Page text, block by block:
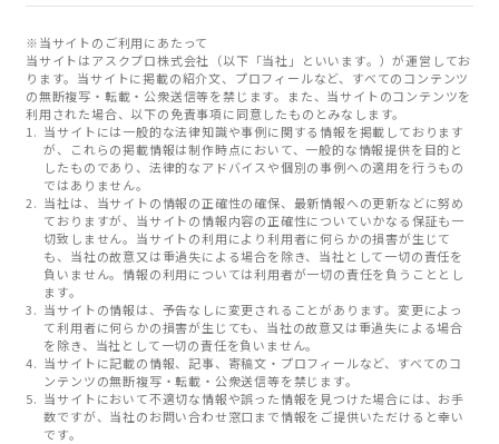
※当サイトのご利用にあたって
当サイトはアスクプロ株式会社（以下「当社」といいます。）が運営してお
ります。当サイトに掲載の紹介文、プロフィールなど、すべてのコンテンツ
の無断複写・転載・公衆送信等を禁じます。また、当サイトのコンテンツを
利用された場合、以下の免責事項に同意したものとみなします。
当サイトには一般的な法律知識や事例に関する情報を掲載しております
が、これらの掲載情報は制作時点において、一般的な情報提供を目的と
したものであり、法律的なアドバイスや個別の事例への適用を行うもの
ではありません。
当社は、当サイトの情報の正確性の確保、最新情報への更新などに努め
ておりますが、当サイトの情報内容の正確性についていかなる保証も一
切致しません。当サイトの利用により利用者に何らかの損害が生じて
も、当社の故意又は重過失による場合を除き、当社として一切の責任を
負いません。情報の利用については利用者が一切の責任を負うこととし
ます。
当サイトの情報は、予告なしに変更されることがあります。変更によっ
て利用者に何らかの損害が生じても、当社の故意又は重過失による場合
を除き、当社として一切の責任を負いません。
当サイトに記載の情報、記事、寄稿文・プロフィールなど、すべてのコ
ンテンツの無断複写・転載・公衆送信等を禁じます。
当サイトにおいて不適切な情報や誤った情報を見つけた場合には、お手
数ですが、当社のお問い合わせ窓口まで情報をご提供いただけると幸い
です。